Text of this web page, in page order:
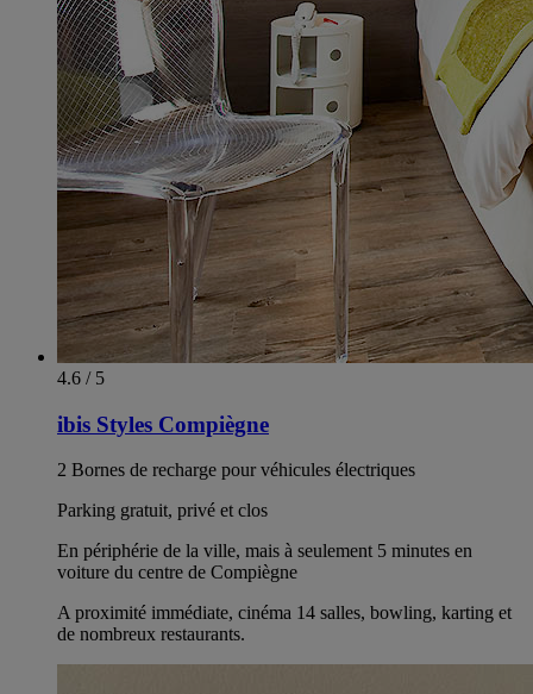
4.6 / 5
ibis Styles Compiègne
2 Bornes de recharge pour véhicules électriques
Parking gratuit, privé et clos
En périphérie de la ville, mais à seulement 5 minutes en
voiture du centre de Compiègne
A proximité immédiate, cinéma 14 salles, bowling, karting et
de nombreux restaurants.